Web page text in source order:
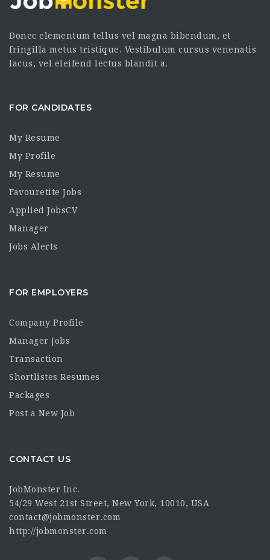
Donec elementum tellus vel magna bibendum, et
fringilla metus tristique. Vestibulum cursus venenatis
lacus, vel eleifend lectus blandit a.
FOR CANDIDATES
My Resume
My Profile
My Resume
Favouretite Jobs
Applied JobsCV
Manager
Jobs Alerts
FOR EMPLOYERS
Company Profile
Manager Jobs
Transaction
Shortlistes Resumes
Packages
Post a New Job
CONTACT US
JobMonster Inc.
54/29 West 21st Street, New York, 10010, USA
contact@jobmonster.com
http://jobmonster.com